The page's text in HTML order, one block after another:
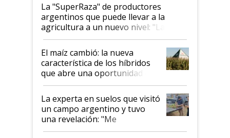
La "SuperRaza" de productores
argentinos que puede llevar a la
agricultura a un nuevo nivel: "Las
posibilidades de crecimiento son
infinitas"
El maíz cambió: la nueva
característica de los híbridos
que abre una oportunidad en
el lote
La experta en suelos que visitó
un campo argentino y tuvo
una revelación: "Me
impresionó mucho"